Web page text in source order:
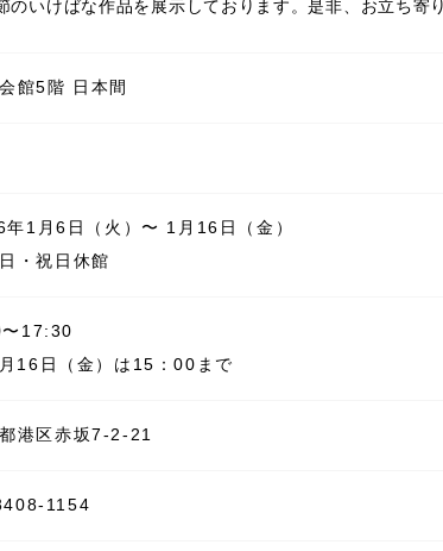
いけばな作品を展示しております。是非、お立ち寄
館5階 日本間
年1月6日（火）〜 1月16日（金）
・祝日休館
17:30
16日（金）は15：00まで
港区赤坂7-2-21
1154